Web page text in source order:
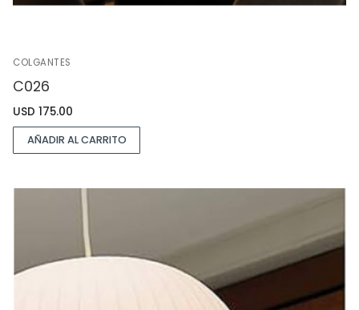
COLGANTES
C026
USD 175.00
AÑADIR AL CARRITO